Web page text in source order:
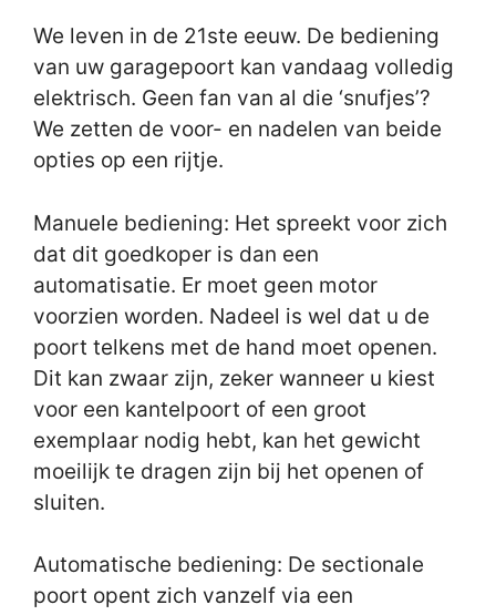
We leven in de 21ste eeuw. De bediening
van uw garagepoort kan vandaag volledig
elektrisch. Geen fan van al die ‘snufjes’?
We zetten de voor- en nadelen van beide
opties op een rijtje.
Manuele bediening: Het spreekt voor zich
dat dit goedkoper is dan een
automatisatie. Er moet geen motor
voorzien worden. Nadeel is wel dat u de
poort telkens met de hand moet openen.
Dit kan zwaar zijn, zeker wanneer u kiest
voor een kantelpoort of een groot
exemplaar nodig hebt, kan het gewicht
moeilijk te dragen zijn bij het openen of
sluiten.
Automatische bediening: De sectionale
poort opent zich vanzelf via een